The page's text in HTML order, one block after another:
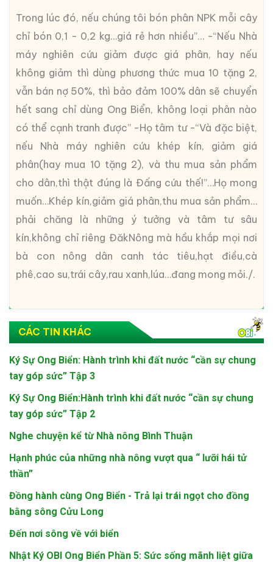
Trong lúc đó, nếu chúng tôi bón phân NPK mỗi cây
chỉ bón 0,1 - 0,2 kg…giá rẻ hơn nhiều”… -“Nếu Nhà
máy nghiên cứu giảm được giá phân, hay nếu
không giảm thì dùng phương thức mua 10 tặng 2,
vẫn bán nợ 50%, thì bảo đảm 100% dân sẽ chuyển
hết sang chỉ dùng Ong Biển, không loại phân nào
có thể cạnh tranh được” -Họ tâm tư -“Và đặc biệt,
nếu Nhà máy nghiên cứu khép kín, giảm giá
phân(hay mua 10 tặng 2), và thu mua sản phẩm
cho dân,thì thật đúng là Đấng cứu thế!”…Họ mong
muốn…Khép kín,giảm giá phân,thu mua sản phẩm…
phải chăng là những ý tưởng và tâm tư sâu
kín,không chỉ riêng ĐăkNông mà hầu khắp mọi nơi
bà con nông dân canh tác tiêu,hạt điều,cà
phê,cao su,trái cây,rau xanh,lúa…đang mong mỏi./.
CÁC TIN KHÁC
Ký Sự Ong Biển: Hành trình khi đất nước “cần sự chung
tay góp sức” Tập 3
Ký Sự Ong Biển:Hành trình khi đất nước “cần sự chung
tay góp sức” Tập 2
Nghe chuyện kể từ Nhà nông Bình Thuận
Hạnh phúc của những nhà nông vượt qua “ lưỡi hái tử
thần”
Đồng hành cùng Ong Biển - Trả lại trái ngọt cho đồng
bằng sông Cửu Long
Đến nơi sông về với biển
Nhật Ký OBI Ong Biển Phần 5: Sức sống mãnh liệt giữa